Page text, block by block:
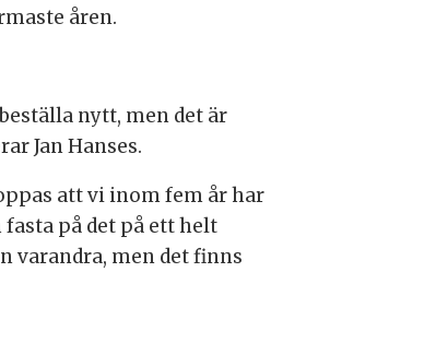
åren.
nytt, men det är
Jan Hanses.
att vi inom fem år har
på det på ett helt
varandra, men det finns